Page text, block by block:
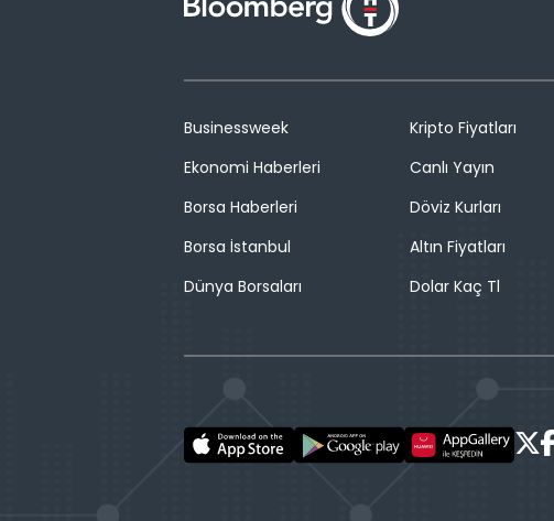
Businessweek
Ekonomi Haberleri
Borsa Haberleri
Borsa İstanbul
Dünya Borsaları
Kripto Fiyatları
Canlı Yayın
Döviz Kurları
Altın Fiyatları
Dolar Kaç Tl